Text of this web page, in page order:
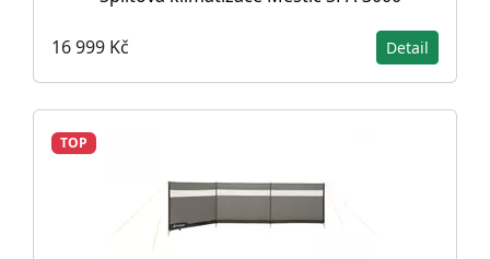
16 999 Kč Detail
TOP